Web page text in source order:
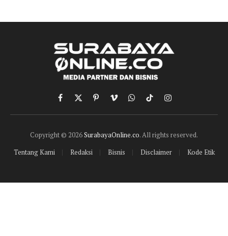
Facebook
X
(Twitter)
PinterestVimeoWhatsApp
TikTokInstagram
Copyright © 2026SurabayaOnline.co. All rights reserved.
Tentang Kami
Redaksi Bisnis Disclaimer Kode Etik